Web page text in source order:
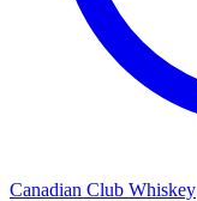
Canadian Club Whiskey